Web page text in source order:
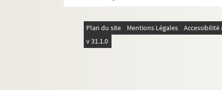
Plan du site Mentions Légales
v 31.1.0